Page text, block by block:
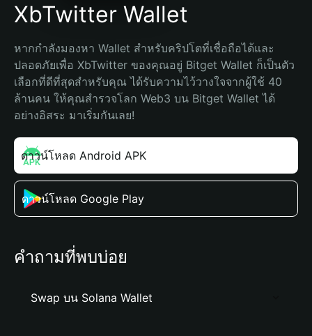
XbTwitter Wallet
หากกำลังมองหา Wallet สำหรับคริปโตที่เชื่อถือได้และ
ปลอดภัยเพื่อ XbTwitter ของคุณอยู่ Bitget Wallet ก็เป็นตัว
เลือกที่ดีที่สุดสำหรับคุณ ได้รับความไว้วางใจจากผู้ใช้ 40
ล้านคน ให้คุณสำรวจโลก Web3 บน Bitget Wallet ได้
อย่างอิสระ มาเริ่มกันเลย!
ดาวน์โหลด Android APK
ดาวน์โหลด Google Play
คำถามที่พบบ่อย
Swap บน Solana Wallet